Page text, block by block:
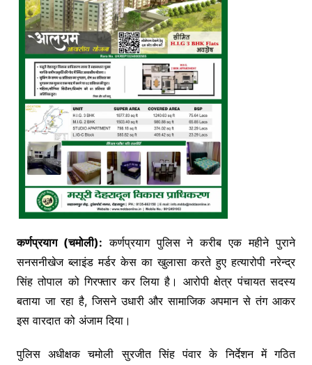
कर्णप्रयाग (चमोली): कर्णप्रयाग पुलिस ने करीब एक महीने पुराने
सनसनीखेज ब्लाइंड मर्डर केस का खुलासा करते हुए हत्यारोपी नरेन्द्र
सिंह तोपाल को गिरफ्तार कर लिया है। आरोपी क्षेत्र पंचायत सदस्य
बताया जा रहा है, जिसने उधारी और सामाजिक अपमान से तंग आकर
इस वारदात को अंजाम दिया।
पुलिस अधीक्षक चमोली सुरजीत सिंह पंवार के निर्देशन में गठित